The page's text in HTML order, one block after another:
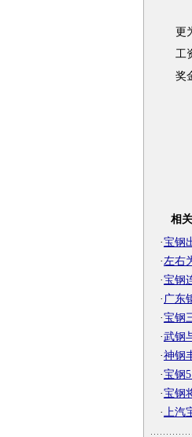
更
工
奖
相
·宝钢
·左右
·宝钢
· 广东
·宝钢
·武钢
·神钢
·宝钢
·宝钢
·上汽